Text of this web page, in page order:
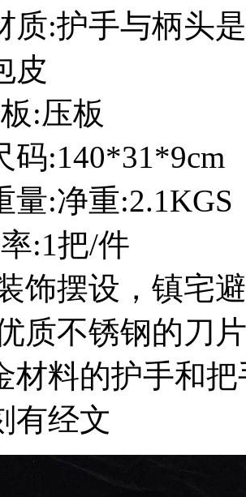
质:护手与柄头
皮
:压板
码:140*31*9cm
量:净重
:1把/件
饰摆设，镇宅
质不锈钢的刀
材料的护手和
有经文